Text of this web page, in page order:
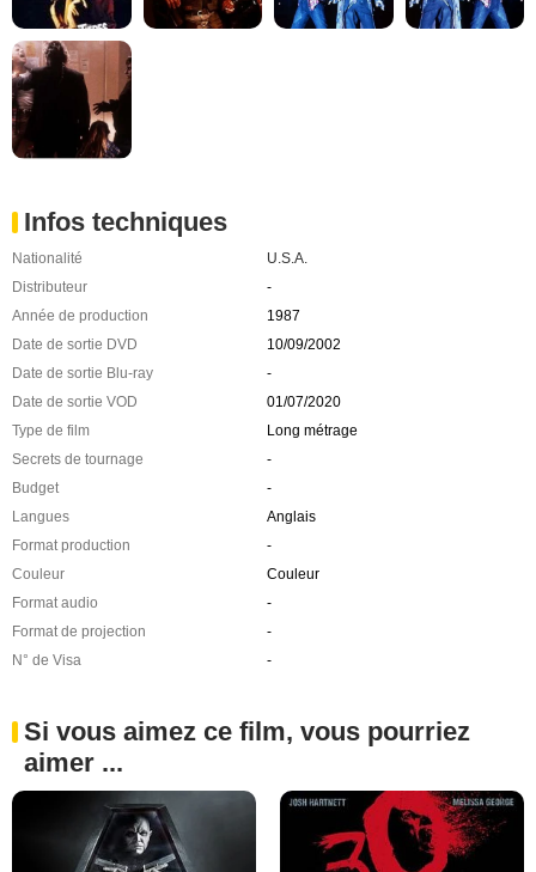
Infos techniques
Nationalité
U.S.A.
Distributeur
-
Année de production
1987
Date de sortie DVD
10/09/2002
Date de sortie Blu-ray
-
Date de sortie VOD
01/07/2020
Type de film
Long métrage
Secrets de tournage
-
Budget
-
Langues
Anglais
Format production
-
Couleur
Couleur
Format audio
-
Format de projection
-
N° de Visa
-
Si vous aimez ce film, vous pourriez
aimer ...